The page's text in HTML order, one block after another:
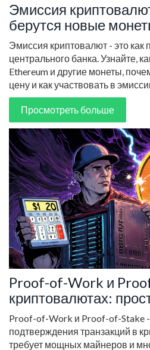
Эмиссия
берутся новые
работает
Эмиссия криптовалют - это как
центрального банка. Узнайте,
Ethereum и другие монеты,
цену и как участвовать в
Просмотреть больше
Proof-of-Work и
криптовалютах:
Proof-of-Work и Proof-of-Stake
подтверждения транзакций в
требует мощных майнеров и